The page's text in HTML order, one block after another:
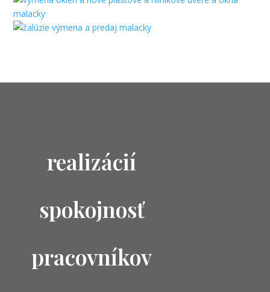
realizácií
spokojnosť
pracovníkov